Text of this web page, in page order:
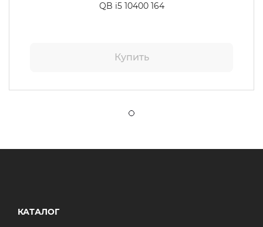
QB i5 10400 164
Купить
КАТАЛОГ